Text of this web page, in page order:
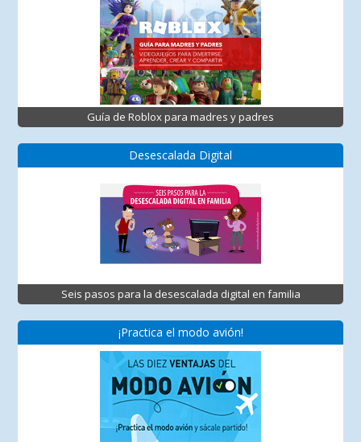
Guía de Roblox para madres y padres
Desescalada Digital
Seis pasos para la desescalada digital en familia
¡Practica el modo avión!